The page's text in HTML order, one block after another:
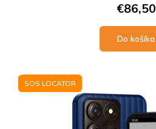
€86,50
Do košíka
SOS LOCATOR